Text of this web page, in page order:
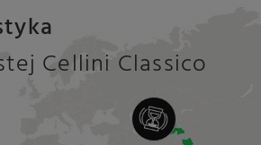
Cellini Classico